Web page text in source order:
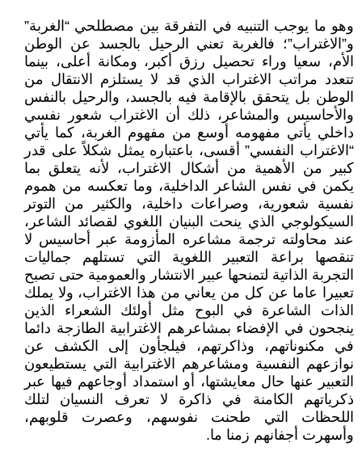
وهو ما يوجب التنبيه في التفرقة بين مصطلحي “الغربة”
و”الاغتراب”؛ فالغربة تعني الرحيل بالجسد عن الوطن
الأم، سعيا وراء تحصيل رزق أكبر، ومكانة أعلى، بينما
تتعدد مراتب الاغتراب الذي قد لا يستلزم الانتقال من
الوطن بل يتحقق بالإقامة فيه بالجسد، والرحيل بالنفس
والأحاسيس والمشاعر، ذلك أن الاغتراب شعور نفسي
داخلي يأتي مفهومه أوسع من مفهوم الغربة، كما يأتي
“الاغتراب النفسي” أقسى، باعتباره يمثل شكلاً على قدر
كبير من الأهمية من أشكال الاغتراب، لأنه يتعلق بما
يكمن في نفس الشاعر الداخلية، وما تعكسه من هموم
نفسية شعورية، وصراعات داخلية، والكثير من التوتر
السيكولوجي الذي ينحت البنيان اللغوي لقصائد الشاعر،
عند محاولته ترجمة مشاعره المأزومة عبر أحاسيس لا
تنقصها براعة التعبير اللغوية التي تستلهم جماليات
التجربة الذاتية لتمنحها عبير الانتشار والعمومية حتى تصبح
تعبيرا عاما عن كل من يعاني من هذا الاغتراب، ولا يملك
الذات الشاعرة في البوح مثل أولئك الشعراء الذين
ينجحون في الإفضاء بمشاعرهم الاغترابية الطازجة دائما
في مكنوناتهم، وذاكرتهم، فيلجأون إلى الكشف عن
نوازعهم النفسية ومشاعرهم الاغترابية التي يستطيعون
التعبير عنها حال معايشتها، أو استمداد أوجاعهم فيها عبر
ذكرياتهم الكامنة في ذاكرة لا تعرف النسيان لتلك
اللحظات التي طحنت نفوسهم، وعصرت قلوبهم،
وأسهرت أجفانهم زمنا ما.